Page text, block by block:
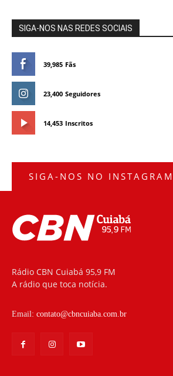
SIGA-NOS NAS REDES SOCIAIS
39,985 Fãs
23,400 Seguidores
14,453 Inscritos
SIGA-NOS NO INSTAGRAM
Rádio CBN Cuiabá 95,9 FM
A rádio que toca notícia.
Email: contato@cbncuiaba.com.br